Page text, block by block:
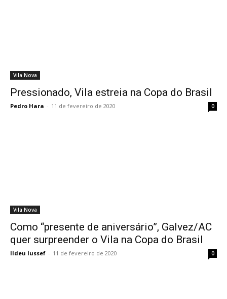
Vila Nova
Pressionado, Vila estreia na Copa do Brasil
Pedro Hara - 11 de fevereiro de 2020 0
Vila Nova
Como “presente de aniversário”, Galvez/AC
quer surpreender o Vila na Copa do Brasil
Ildeu Iussef - 11 de fevereiro de 2020 0